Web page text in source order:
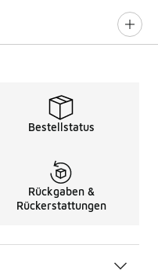
Bestellstatus
Rückgaben &
Rückerstattungen